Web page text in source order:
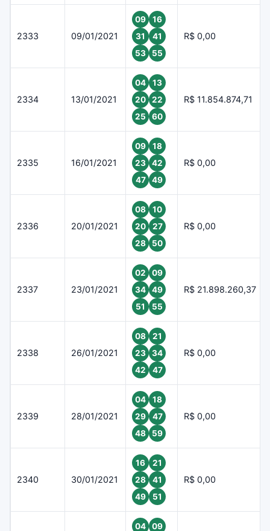
2333 09/01/2021
09
16
31
41
53
55
R$ 0,00
2334 13/01/2021
04
13
20
22
25
60
R$ 11.854.874,71
2335 16/01/2021
09
18
23
42
47
49
R$ 0,00
2336 20/01/2021
08
10
20
27
28
50
R$ 0,00
2337 23/01/2021
02
09
34
49
51
55
R$ 21.898.260,37
2338 26/01/2021
08
21
23
34
42
47
R$ 0,00
2339 28/01/2021
04
18
29
47
48
59
R$ 0,00
2340 30/01/2021
16
21
28
41
49
51
R$ 0,00
04 09